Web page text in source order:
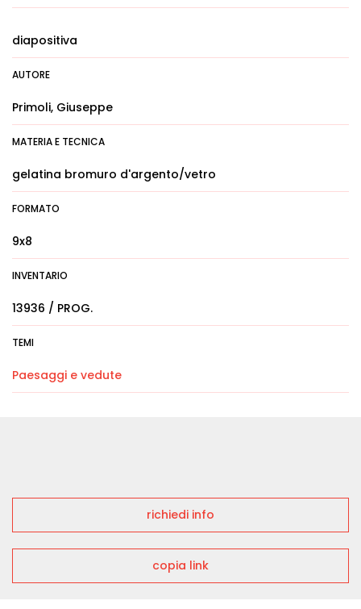
diapositiva
AUTORE
Primoli, Giuseppe
MATERIA E TECNICA
gelatina bromuro d'argento/vetro
FORMATO
9x8
INVENTARIO
13936 / PROG.
TEMI
Paesaggi e vedute
richiedi info
copia link